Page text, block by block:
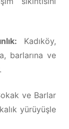
Kadıköy,
barlarına ve
ve Barlar
yürüyüşle